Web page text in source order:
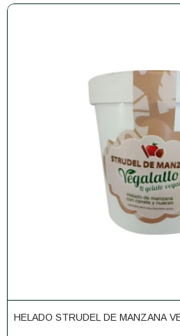
HELADO STRUDEL DE MANZANA